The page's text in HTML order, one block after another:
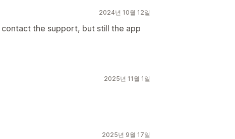
2024년 10월 12일
the support, but still the app
2025년 11월 1일
2025년 9월 17일